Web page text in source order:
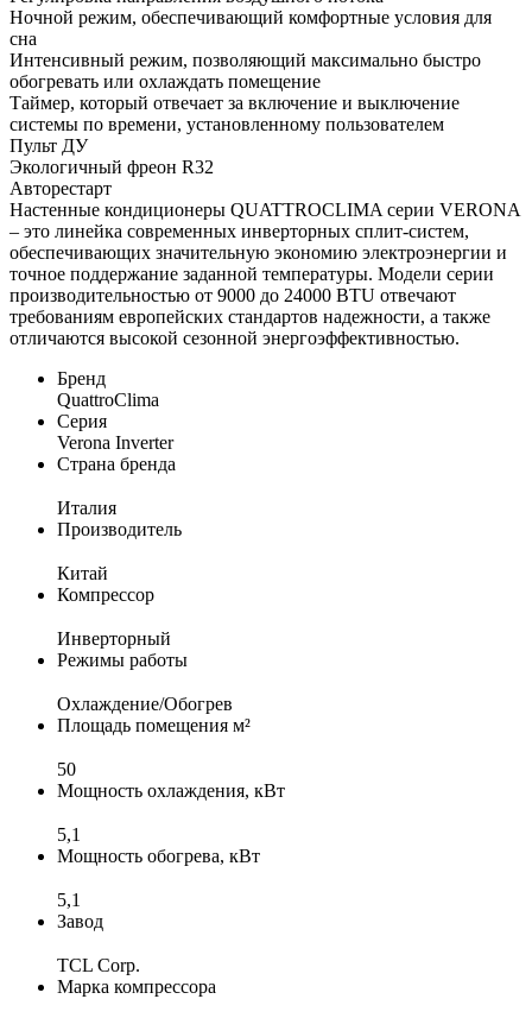
Ночной режим, обеспечивающий комфортные условия для
сна
Интенсивный режим, позволяющий максимально быстро
обогревать или охлаждать помещение
Таймер, который отвечает за включение и выключение
системы по времени, установленному пользователем
Пульт ДУ
Экологичный фреон R32
Авторестарт
Настенные кондиционеры QUATTROCLIMA серии VERONA
– это линейка современных инверторных сплит-систем,
обеспечивающих значительную экономию электроэнергии и
точное поддержание заданной температуры. Модели серии
производительностью от 9000 до 24000 BTU отвечают
требованиям европейских стандартов надежности, а также
отличаются высокой сезонной энергоэффективностью.
Бренд
QuattroClima
Серия
Verona Inverter
Страна бренда
Италия
Производитель
Китай
Компрессор
Инверторный
Режимы работы
Охлаждение/Обогрев
Площадь помещения м²
50
Мощность охлаждения, кВт
5,1
Мощность обогрева, кВт
5,1
Завод
TCL Corp.
Марка компрессора